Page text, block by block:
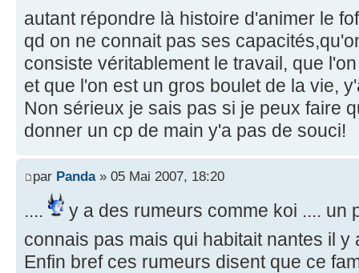
autant répondre là histoire d'animer le
qd on ne connait pas ses
consiste véritablement le travail, que
et que l'on est un gros boulet de la vie,
Non sérieux je sais pas si je peux faire
donner un cp de main y'a pas de souci!
par Panda» 05 Mai 2007, 18:20
....
y a des rumeurs comme koi .... un
connais pas mais qui habitait nantes il y
Enfin bref ces rumeurs disent que ce